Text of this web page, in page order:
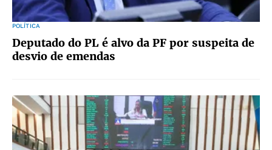
POLÍTICA
Deputado do PL é alvo da PF por suspeita de
desvio de emendas